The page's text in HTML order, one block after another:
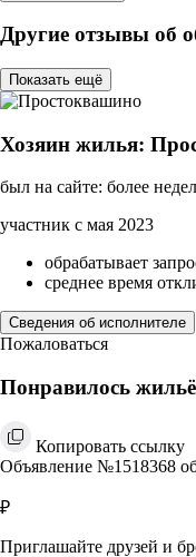
Другие отзывы об
Показать ещё
Хозяин жилья:
был на сайте: более
участник с мая 2023
обрабатывает
среднее время
Сведения об исполнителе
Пожаловаться
Понравилось
Копировать ссылку
Объявление №1518368
₽
Приглашайте друзей и